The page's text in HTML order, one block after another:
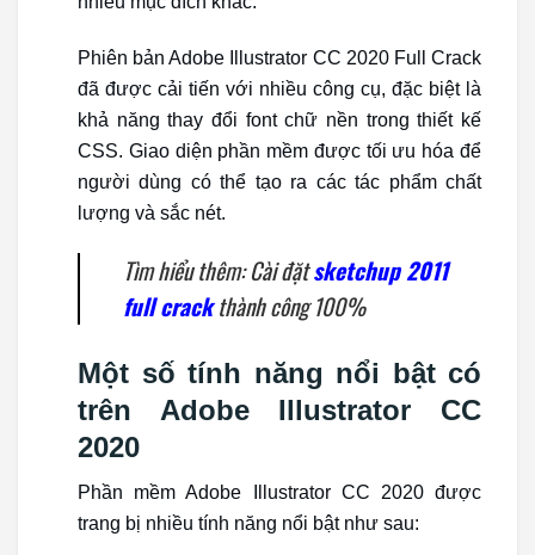
Phiên bản Adobe Illustrator CC 2020 Full Crack
đã được cải tiến với nhiều công cụ, đặc biệt là
khả năng thay đổi font chữ nền trong thiết kế
CSS. Giao diện phần mềm được tối ưu hóa để
người dùng có thể tạo ra các tác phẩm chất
lượng và sắc nét.
Tìm hiểu thêm: Cài đặtsketchup 2011
full crackthành công 100%
Một số tính năng nổi bật có
trên Adobe Illustrator CC
2020
Phần mềm Adobe Illustrator CC 2020 được
trang bị nhiều tính năng nổi bật như sau: